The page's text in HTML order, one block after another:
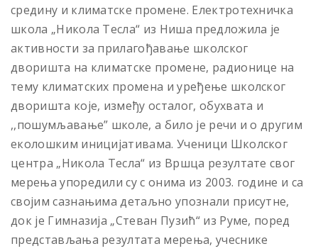
средину и климатске промене. Електротехничка
школа „Никола Тесла“ из Ниша предложила је
активности за прилагођавање школског
дворишта на климатске промене, радионице на
тему климатских промена и уређење школског
дворишта које, између осталог, обухвата и
,,пошумљавање” школе, а било је речи и о другим
еколошким иницијативама. Ученици Школског
центра „Никола Тесла“ из Вршца резултате свог
мерења упоредили су с онима из 2003. године и са
својим сазнањима детаљно упознали присутне,
док је Гимназија „Стеван Пузић“ из Руме, поред
представљања резултата мерења, учеснике